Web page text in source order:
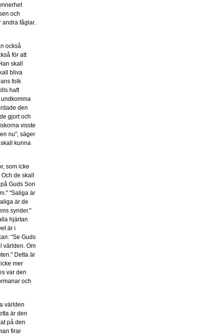
och
andra fåglar.
också
för att
skall
bliva
folk
haft
den
gjort och
visste
nu", säger
kunna
som icke
de skall
Guds Son
"Saliga är
är de
synder."
hjärtan
är i
"Se Guds
världen. Om
Detta är
mer
var den
och
världen
är den
på den
firar